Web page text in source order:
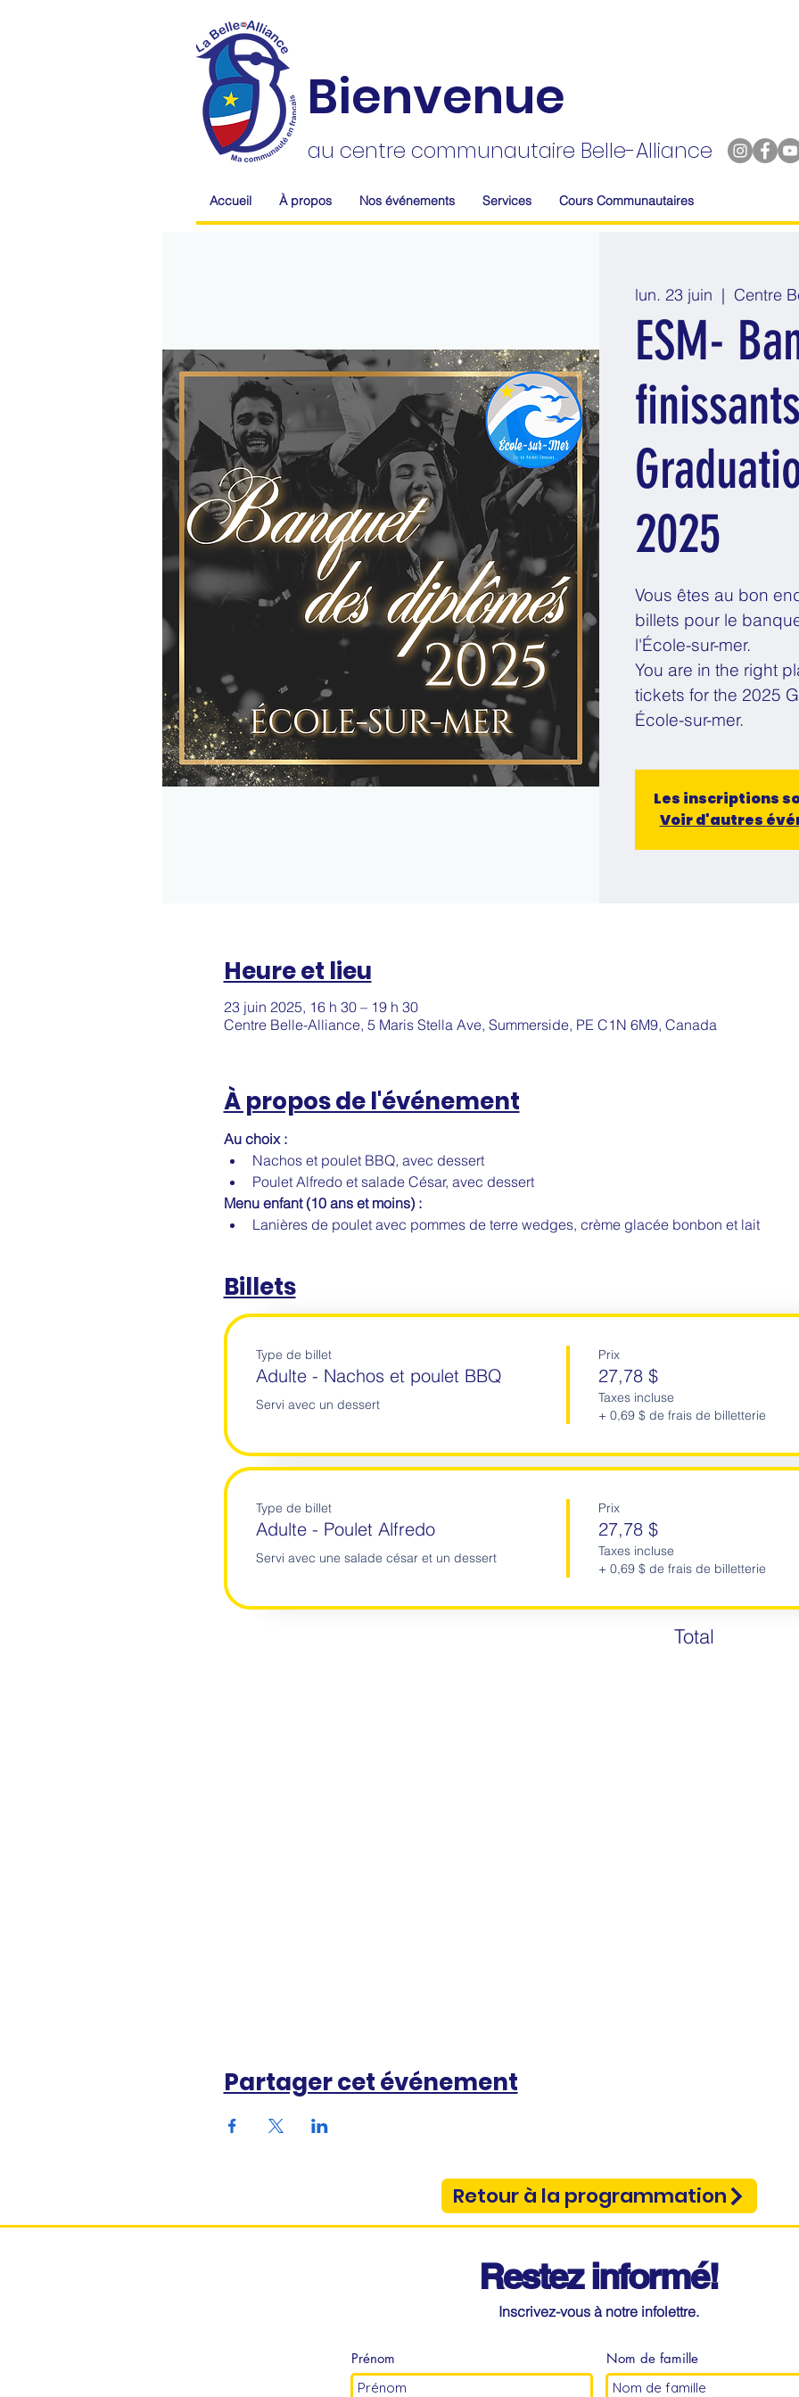
Bienvenue
au centre communautaire Belle-Alliance
Accueil À propos Nos événements Services Cours Communautaires
lun. 23 juin
  |
Centre
ESM-
2025
Vous êtes au bon
billets pour le
l'École-sur-mer.
You are in the right
tickets for the 2025
École-sur-mer.
Les inscriptions
Voir d'autres
Heure et lieu
23 juin 2025, 16 h 30 – 19 h 30
Centre Belle-Alliance, 5 Maris Stella Ave, Summerside, PE C1N 6M9, Canada
À propos de l'événement
Au choix :
Nachos et poulet BBQ, avec dessert
Poulet Alfredo et salade César, avec dessert
Menu enfant (10 ans et moins) :
Lanières de poulet avec pommes de terre wedges, crème glacée bonbon et lait
Billets
Type de billet
Adulte - Nachos et poulet BBQ
Servi avec un dessert
Prix
27,78 $
Taxes incluse
+ 0,69 $ de frais de billetterie
Type de billet
Adulte - Poulet Alfredo
Servi avec une salade césar et un dessert
Prix
27,78 $
Taxes incluse
+ 0,69 $ de frais de billetterie
Total
Partager cet événement
Retour à la programmation
Restez informé!
Inscrivez-vous à notre infolettre.
Prénom Nom de famille